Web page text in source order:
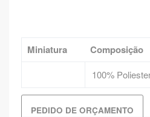
Miniatura Composição
100%
PEDIDO DE ORÇAMENTO